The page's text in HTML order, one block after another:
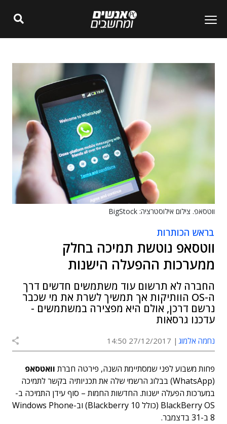
ווטסאפ. צילום אילוסטרציה: BigStock
בראש הכותרות
ווטסאפ נוטשת תמיכה בחלק
ממערכות ההפעלה הישנות
החברה לא תרשום עוד משתמשים חדשים דרך
ה-OS הוותיקות אך תמשיך לשרת את מי שכבר
נרשם דרכן, אולם היא מפצירה במשתמשים -
עדכנו גרסאות
נחמה אלמוג 27/12/2017 14:50
פחות משבוע לפני שמסתיימת השנה, פירטה חברת וואטסאפ
(WhatsApp) בבלוג הרשמי שלה את תכניותיה בקשר לתמיכה
במערכות הפעלה ישנות. החדשות החמות – סוף עידן התמיכה ב-
BlackBerry OS (כולל Blackberry 10) וב-Windows Phone
8 ב-31 בדצמבר.